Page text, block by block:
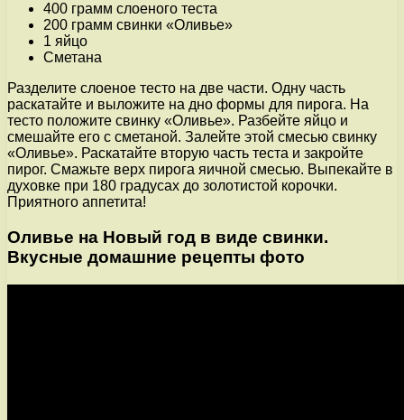
400 грамм слоеного теста
200 грамм свинки «Оливье»
1 яйцо
Сметана
Разделите слоеное тесто на две части. Одну часть
раскатайте и выложите на дно формы для пирога. На
тесто положите свинку «Оливье». Разбейте яйцо и
смешайте его с сметаной. Залейте этой смесью свинку
«Оливье». Раскатайте вторую часть теста и закройте
пирог. Смажьте верх пирога яичной смесью. Выпекайте в
духовке при 180 градусах до золотистой корочки.
Приятного аппетита!
Оливье на Новый год в виде свинки.
Вкусные домашние рецепты фото